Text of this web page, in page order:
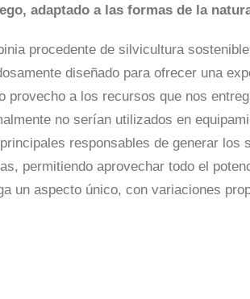
adaptado a las formas de la
procedente de silvicultura
diseñado para ofrecer una
provecho a los recursos que nos
no serían utilizados en
responsables de generar los
permitiendo aprovechar todo el
un aspecto único, con variaciones